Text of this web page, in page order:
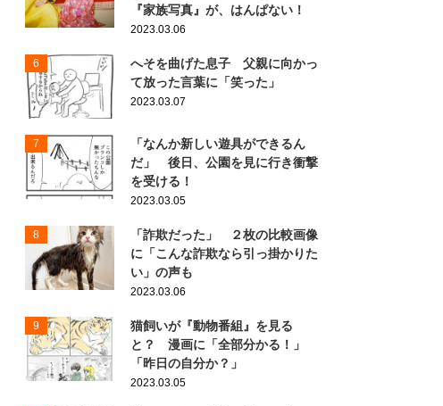
『家族写真』が、はんぱない！
2023.03.06
6
へそを曲げた息子 父親に向かっ
て放った言葉に「笑った」
2023.03.07
7
「なんか新しい遊具ができるん
だ」 後日、公園を見に行き衝撃
を受ける！
2023.03.05
8
「詐欺だった」 ２枚の比較画像
に「こんな詐欺なら引っ掛かりた
い」の声も
2023.03.06
9
猫飼いが『動物番組』を見る
と？ 漫画に「全部分かる！」
「昨日の自分か？」
2023.03.05